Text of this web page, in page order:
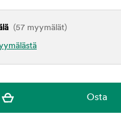
(57 myymälät)